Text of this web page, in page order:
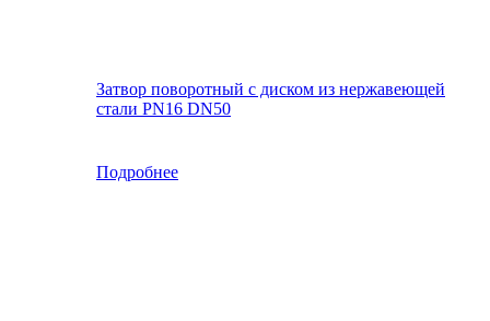
Затвор поворотный с диском из нержавеющей
стали PN16 DN50
Подробнее